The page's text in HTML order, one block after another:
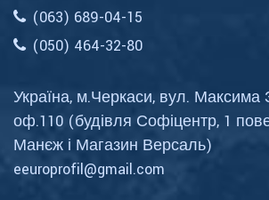
(063) 689-04-15
(050) 464-32-80
Україна, м.Черкаси, вул. Максима
оф.110 (будівля Софіцентр, 1
Манєж і Магазин Версаль)
eeuroprofil@gmail.com